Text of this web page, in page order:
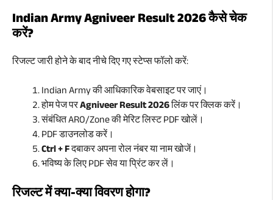
Indian Army Agniveer Result 2026 कैसे चेक
करें?
रिजल्ट जारी होने के बाद नीचे दिए गए स्टेप्स फॉलो करें:
Indian Army की आधिकारिक वेबसाइट पर जाएं।
होम पेज परAgniveer Result 2026लिंक पर क्लिक करें।
संबंधित ARO/Zone की मेरिट लिस्ट PDF खोलें।
PDF डाउनलोड करें।
Ctrl + Fदबाकर अपना रोल नंबर या नाम खोजें।
भविष्य के लिए PDF सेव या प्रिंट कर लें।
रिजल्ट में क्या-क्या विवरण होगा?